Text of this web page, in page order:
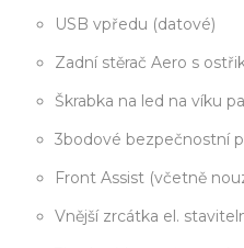
USB vpředu (datové)
Zadní stěrač Aero s
Škrabka na led na víku
3bodové bezpečnostní
Front Assist (včetně
Vnější zrcátka el.